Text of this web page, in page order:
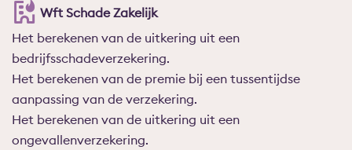
Wft Schade Zakelijk
Het berekenen van de uitkering uit een
bedrijfsschadeverzekering.
Het berekenen van de premie bij een tussentijdse
aanpassing van de verzekering.
Het berekenen van de uitkering uit een
ongevallenverzekering.